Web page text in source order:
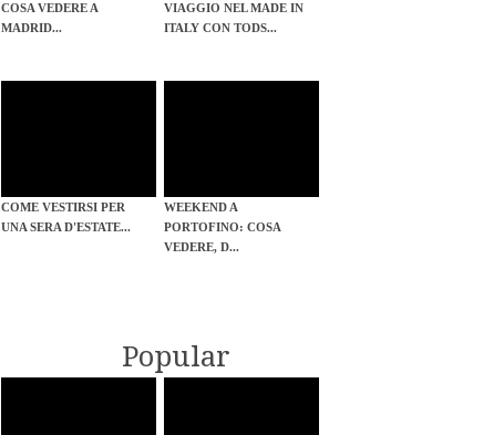
COSA VEDERE A
MADRID...
VIAGGIO NEL MADE IN
ITALY CON TODS...
COME VESTIRSI PER
UNA SERA D'ESTATE...
WEEKEND A
PORTOFINO: COSA
VEDERE, D...
Popular